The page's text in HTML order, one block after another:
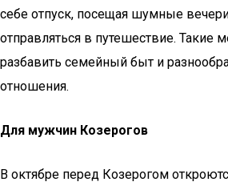
себе отпуск, посещая шумные
отправляться в путешествие. Такие
разбавить семейный быт и
отношения.
Для мужчин Козерогов
В октябре перед Козерогом